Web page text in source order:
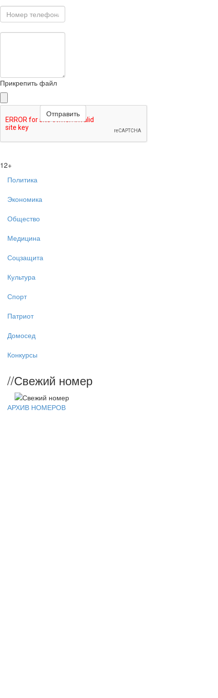
Прикрепить файл
12+
Политика
Экономика
Общество
Медицина
Соцзащита
Культура
Спорт
Патриот
Домосед
Конкурсы
//Свежий номер
АРХИВ НОМЕРОВ